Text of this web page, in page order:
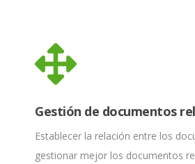
Gestión de documentos
Establecer la relación entre los
gestionar mejor los documentos